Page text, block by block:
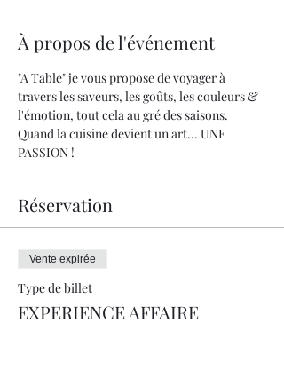
À propos de l'événement
"A Table" je vous propose de voyager à
travers les saveurs, les goûts, les couleurs &
l'émotion, tout cela au gré des saisons.
Quand la cuisine devient un art... UNE
PASSION !
Réservation
Vente expirée
Type de billet
EXPERIENCE AFFAIRE